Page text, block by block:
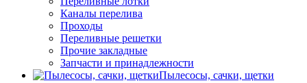
Каналы перелива
Проходы
Переливные решетки
Прочие закладные
Запчасти и принадлежности
Пылесосы, сачки, щетки